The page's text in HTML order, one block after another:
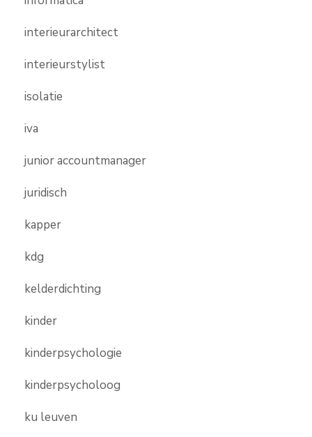
interieurarchitect
interieurstylist
isolatie
iva
junior accountmanager
juridisch
kapper
kdg
kelderdichting
kinder
kinderpsychologie
kinderpsycholoog
ku leuven